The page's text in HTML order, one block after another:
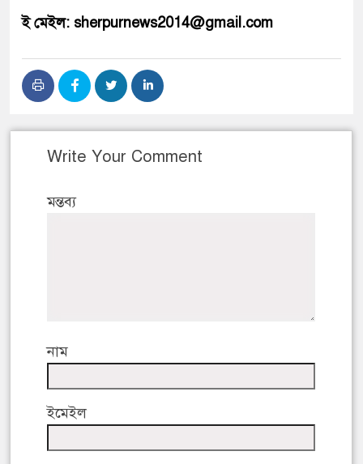
ই মেইল: sherpurnews2014@gmail.com
Write Your Comment
মন্তব্য
নাম
ইমেইল